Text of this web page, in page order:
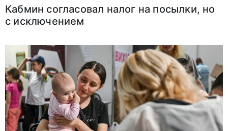
Кабмин согласовал налог на посылки, но
с исключением